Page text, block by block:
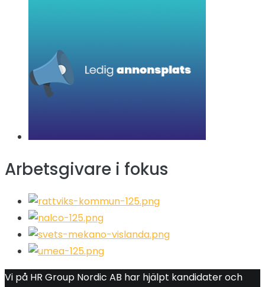
Arbetsgivare i fokus
Vi på HR Group Nordic AB har hjälpt kandidater och